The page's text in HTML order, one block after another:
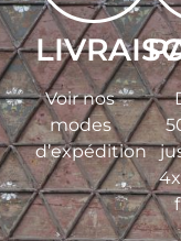
Voir nos
modes
d’expédition